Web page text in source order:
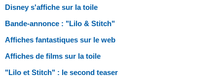
Disney s'affiche sur la toile
Bande-annonce : "Lilo & Stitch"
Affiches fantastiques sur le web
Affiches de films sur la toile
"Lilo et Stitch" : le second teaser